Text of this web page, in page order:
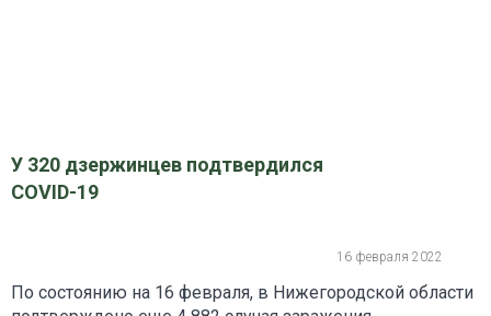
У 320 дзержинцев подтвердился
COVID-19
16 февраля 2022
По состоянию на 16 февраля, в Нижегородской области